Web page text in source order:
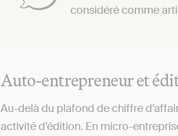
considéré comme
Auto‑entrepreneur et
Au-delà du plafond de chiffre
activité d’édition. En micro-